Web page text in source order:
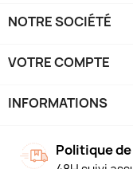
NOTRE SOCIÉTÉ
VOTRE COMPTE
INFORMATIONS
Politique